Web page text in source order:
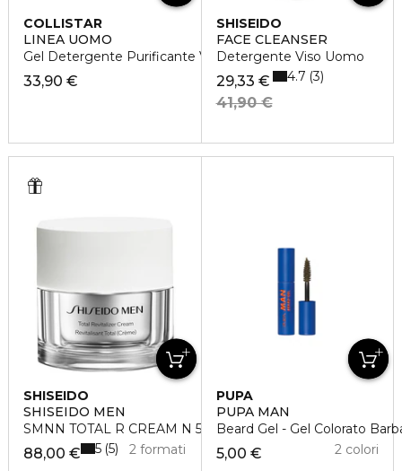
COLLISTAR
LINEA UOMO
Gel Detergente Purificante Viso
33,90 €
SHISEIDO
FACE CLEANSER
Detergente Viso Uomo
29,33 €
41,90 €
4.7 3
SHISEIDO
SHISEIDO MEN
SMNN TOTAL R CREAM N 50ML
88,00 € 2 formati
5 5
PUPA
PUPA MAN
Beard Gel - Gel Colorato
5,00 € 2 colori